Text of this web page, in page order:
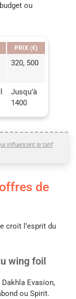
ou
PRIX (€)
320, 500
Jusqu’à
1400
influencent le tarif
de
croit l’esprit du
wing foil
Evasion,
ou Spirit.